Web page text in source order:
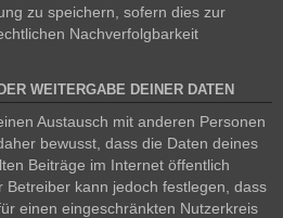
zu speichern, sofern dies zur
Nachverfolgbarkeit
WEITERGABE DEINER DATEN
Austausch mit anderen Personen
bewusst, dass die Daten deines
Beiträge im Internet öffentlich
Betreiber kann jedoch festlegen, dass
einen eingeschränkten Nutzerkreis